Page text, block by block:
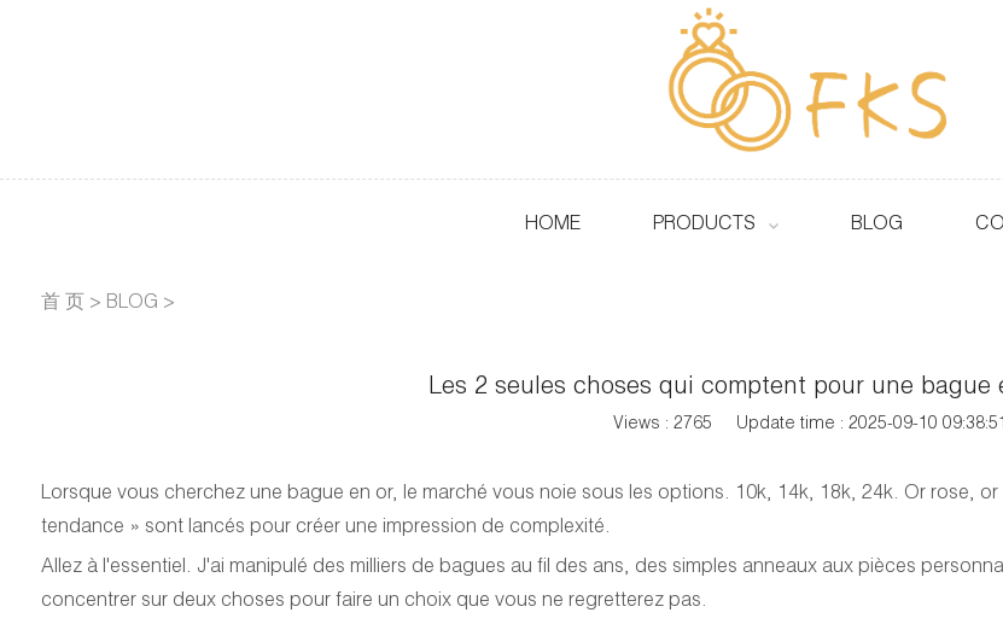
HOME PRODUCTS BLOG
首 页 > BLOG >
Les 2 seules choses qui comptent pour une bague
Views : 2765 Update time : 2025-09-10 09:38:51
Lorsque vous cherchez une bague en or, le marché vous noie sous les options. 10k, 14k, 18k, 24k. Or rose,
tendance » sont lancés pour créer une impression de complexité.
Allez à l'essentiel. J'ai manipulé des milliers de bagues au fil des ans, des simples anneaux aux pièces
concentrer sur deux choses pour faire un choix que vous ne regretterez pas.